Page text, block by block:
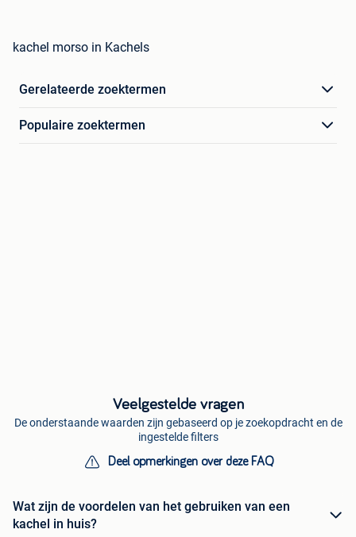
kachel morso in Kachels
Gerelateerde zoektermen
Populaire zoektermen
Veelgestelde vragen
De onderstaande waarden zijn gebaseerd op je zoekopdracht en de
ingestelde filters
Deel opmerkingen over deze FAQ
Wat zijn de voordelen van het gebruiken van een
kachel in huis?